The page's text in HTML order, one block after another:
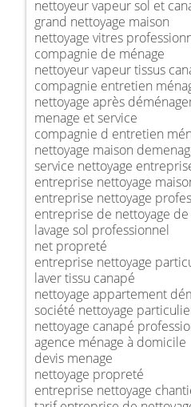
nettoyeur vapeur sol et
grand nettoyage maison
nettoyage vitres
compagnie de ménage
nettoyeur vapeur tissus
compagnie entretien
nettoyage après
menage et service
compagnie d entretien
nettoyage maison
service nettoyage
entreprise nettoyage
entreprise nettoyage
entreprise de nettoyage
lavage sol professionnel
net propreté
entreprise nettoyage
laver tissu canapé
nettoyage appartement
société nettoyage
nettoyage canapé
agence ménage à domicile
devis menage
nettoyage propreté
entreprise nettoyage